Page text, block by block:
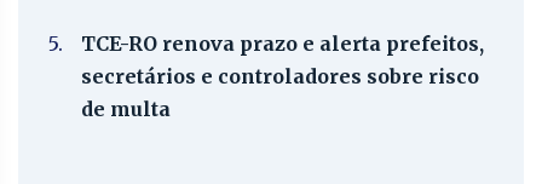
5.
TCE-RO renova prazo e alerta prefeitos,
secretários e controladores sobre risco
de multa